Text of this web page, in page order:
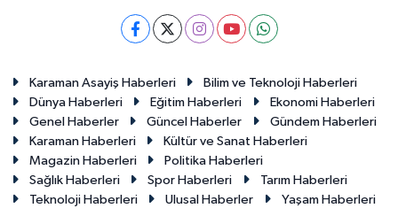
Karaman Asayiş Haberleri
Bilim ve Teknoloji Haberleri
Dünya Haberleri
Eğitim Haberleri
Ekonomi Haberleri
Genel Haberler
Güncel Haberler
Gündem Haberleri
Karaman Haberleri
Kültür ve Sanat Haberleri
Magazin Haberleri
Politika Haberleri
Sağlık Haberleri
Spor Haberleri
Tarım Haberleri
Teknoloji Haberleri
Ulusal Haberler Yaşam Haberleri